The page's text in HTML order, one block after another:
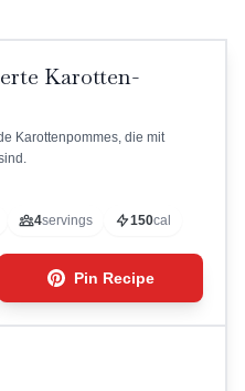
Karotten-
Karottenpommes, die mit
4servings 150cal
Pin Recipe